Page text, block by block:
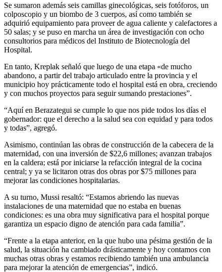
Se sumaron además seis camillas ginecológicas, seis fotóforos, un
colposcopio y un biombo de 3 cuerpos, así como también se
adquirió equipamiento para proveer de agua caliente y calefactores a
50 salas; y se puso en marcha un área de investigación con ocho
consultorios para médicos del Instituto de Biotecnología del
Hospital.
En tanto, Kreplak señaló que luego de una etapa «de mucho
abandono, a partir del trabajo articulado entre la provincia y el
municipio hoy prácticamente todo el hospital está en obra, creciendo
y con muchos proyectos para seguir sumando prestaciones”.
“Aquí en Berazategui se cumple lo que nos pide todos los días el
gobernador: que el derecho a la salud sea con equidad y para todos
y todas”, agregó.
Asimismo, continúan las obras de construcción de la cabecera de la
maternidad, con una inversión de $22,6 millones; avanzan trabajos
en la caldera; está por iniciarse la refacción integral de la cocina
central; y ya se licitaron otras dos obras por $75 millones para
mejorar las condiciones hospitalarias.
A su turno, Mussi resaltó: “Estamos abriendo las nuevas
instalaciones de una maternidad que no estaba en buenas
condiciones: es una obra muy significativa para el hospital porque
garantiza un espacio digno de atención para cada familia”.
“Frente a la etapa anterior, en la que hubo una pésima gestión de la
salud, la situación ha cambiado drásticamente y hoy contamos con
muchas otras obras y estamos recibiendo también una ambulancia
para mejorar la atención de emergencias”, indicó.